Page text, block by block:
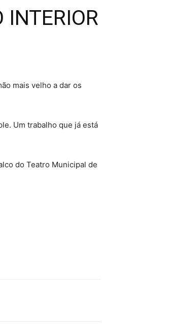
INTERIOR
mais velho a dar os
Um trabalho que já está
do Teatro Municipal de